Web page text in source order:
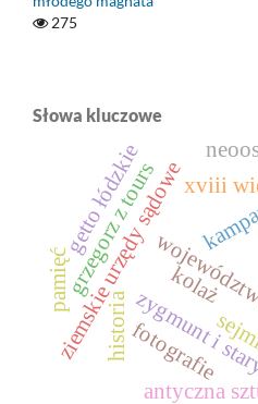
275
Słowa kluczowe
ziemskie urzędy sądowexviii
zygmunt i
historia
grzegorz z tours
antyczna
kolaż
getto łódzkie
fotografie
pamięć